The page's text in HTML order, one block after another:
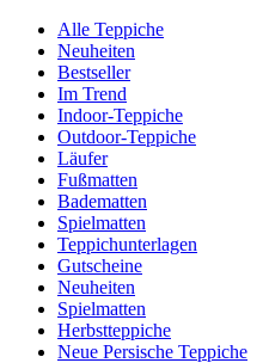
Alle Teppiche
Neuheiten
Bestseller
Im Trend
Indoor-Teppiche
Outdoor-Teppiche
Läufer
Fußmatten
Badematten
Spielmatten
Teppichunterlagen
Gutscheine
Neuheiten
Spielmatten
Herbstteppiche
Neue Persische Teppiche